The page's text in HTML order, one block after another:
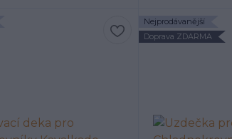
Nejprodávanější
Doprava ZDARMA